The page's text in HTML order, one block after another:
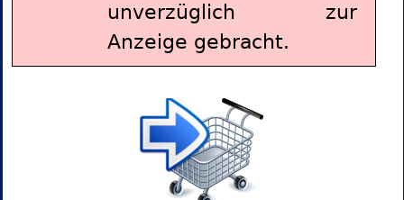
unverzüglich zur
Anzeige gebracht.